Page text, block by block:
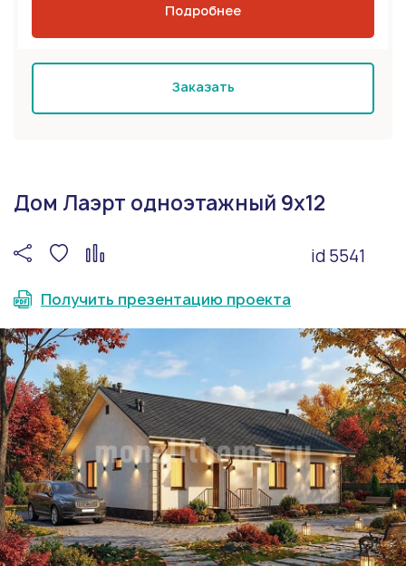
Подробнее
Заказать
Дом Лаэрт одноэтажный 9x12
id 5541
Получить презентацию проекта